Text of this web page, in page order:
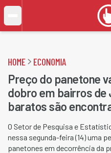
HOME ECONOMIA
Preço do panetone
dobro em bairros de
baratos são
O Setor de Pesquisa e
nessa segunda-feira (14) uma
panetones em decorrência da